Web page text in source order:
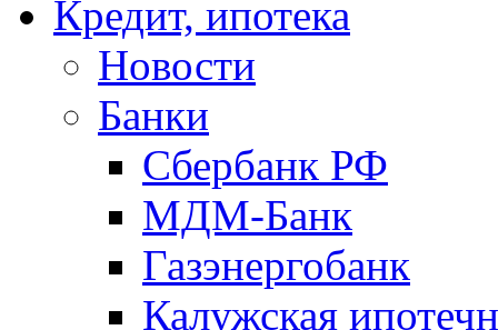
Кредит, ипотека
Новости
Банки
Сбербанк РФ
МДМ-Банк
Газэнергобанк
Калужская